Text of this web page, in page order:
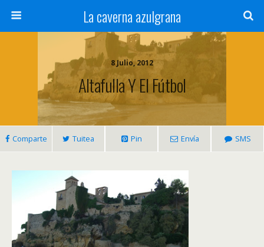
La caverna azulgrana
8 Julio, 2012
Altafulla Y El Fútbol
Comparte Tuitea Pin Envía SMS